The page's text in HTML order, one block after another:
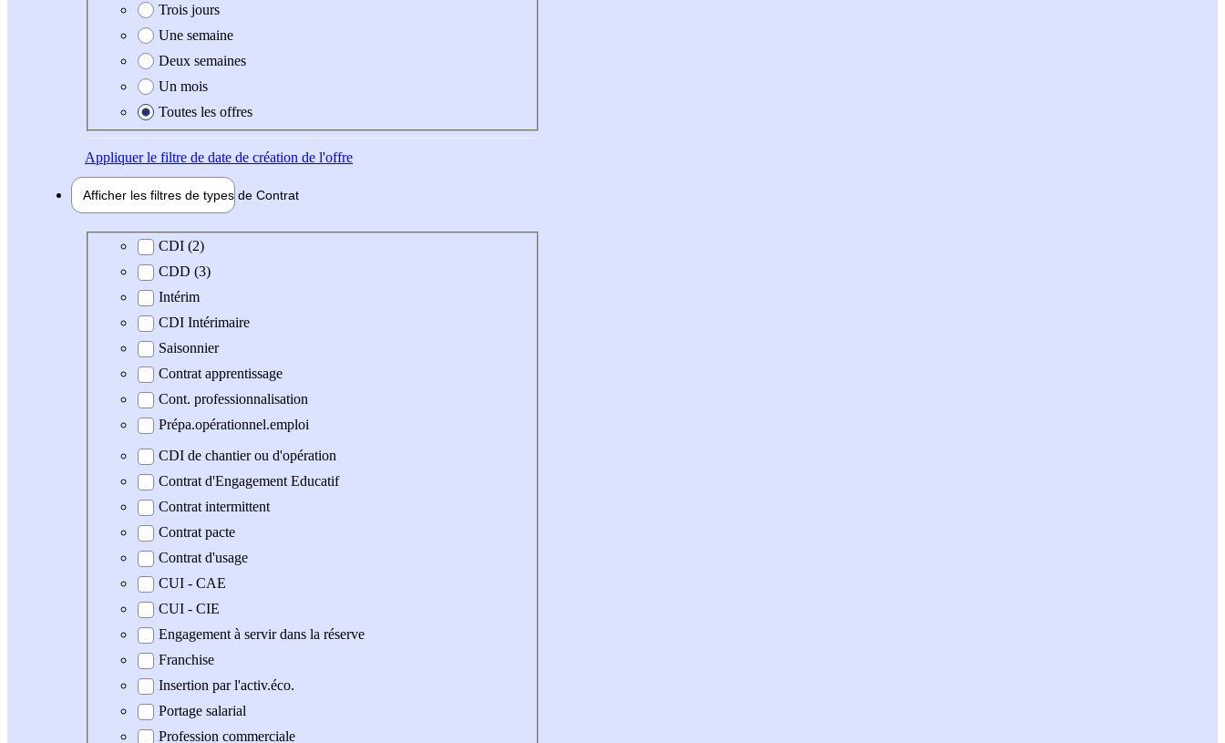
Trois jours
Une semaine
Deux semaines
Un mois
Toutes les offres
Appliquerle filtre de date de création de l'offre
Afficher les filtres de types de Contrat
Type de contrat
CDI (2)
CDD (3)
Intérim
CDI Intérimaire
Saisonnier
Contrat apprentissage
Cont. professionnalisation
Prépa.opérationnel.emploi
CDI de chantier ou d'opération
Contrat d'Engagement Educatif
Contrat intermittent
Contrat pacte
Contrat d'usage
CUI - CAE
CUI - CIE
Engagement à servir dans la réserve
Franchise
Insertion par l'activ.éco.
Portage salarial
Profession commerciale